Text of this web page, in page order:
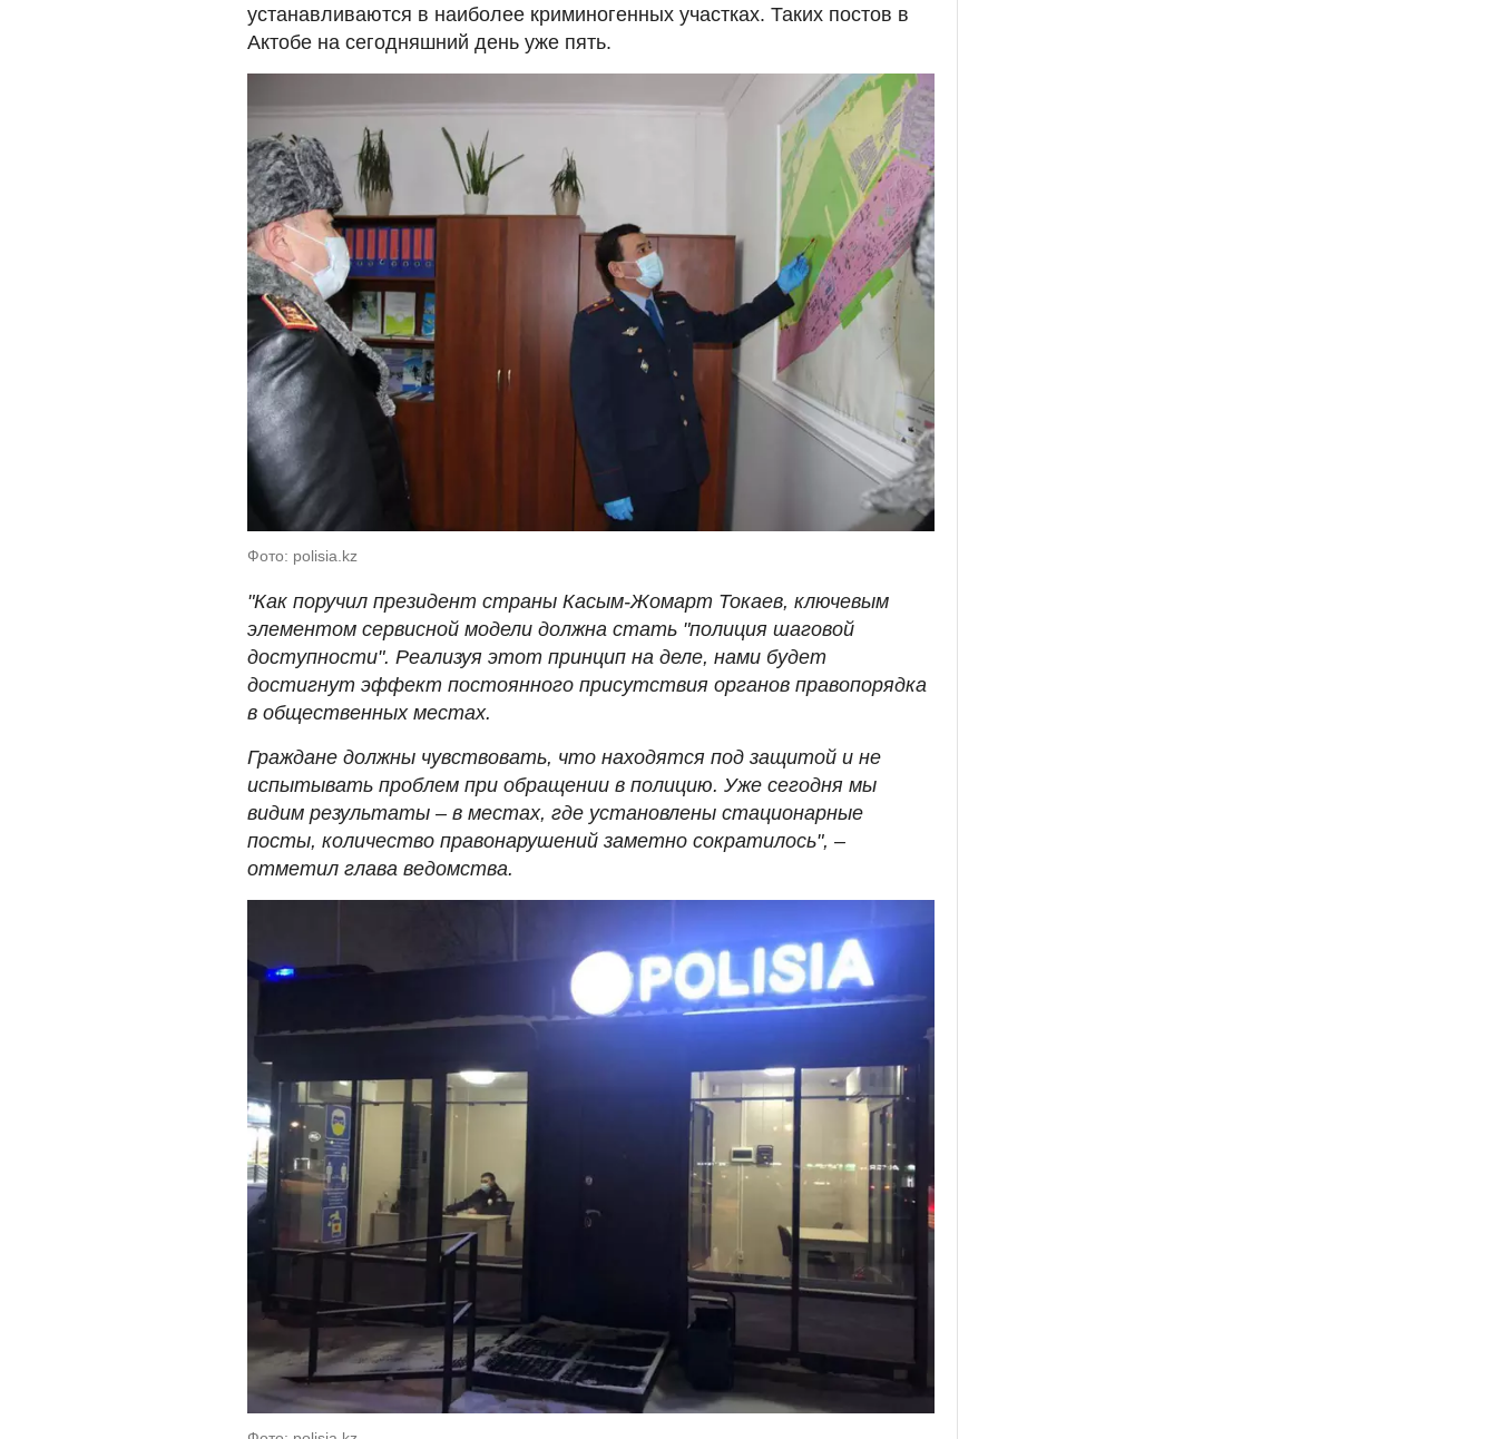
устанавливаются в наиболее криминогенных участках. Таких постов в
Актобе на сегодняшний день уже пять.
Фото: polisia.kz
"Как поручил президент страны Касым-Жомарт Токаев, ключевым
элементом сервисной модели должна стать "полиция шаговой
доступности". Реализуя этот принцип на деле, нами будет
достигнут эффект постоянного присутствия органов правопорядка
в общественных местах.
Граждане должны чувствовать, что находятся под защитой и не
испытывать проблем при обращении в полицию. Уже сегодня мы
видим результаты – в местах, где установлены стационарные
посты, количество правонарушений заметно сократилось", –
отметил глава ведомства.